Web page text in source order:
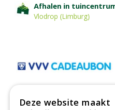
Afhalen in
Vlodrop (Limburg)
Deze website maakt